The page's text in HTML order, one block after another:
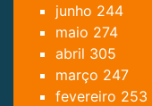
junho 244
maio 274
abril 305
março 247
fevereiro 253